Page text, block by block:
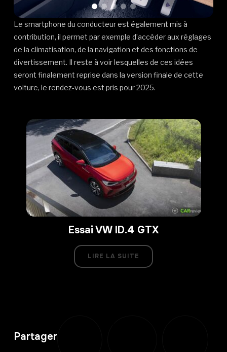
Le smartphone du conducteur est également mis à
contribution, il permet par exemple d’accéder aux réglages
de la climatisation, de la navigation et des fonctions de
divertissement. Il reste à voir lesquelles de ces idées
seront finalement reprise dans la version finale de cette
voiture, le rendez-vous est pris pour 2025.
Essai VW ID.4 GTX
LIRE LA SUITE
Partager